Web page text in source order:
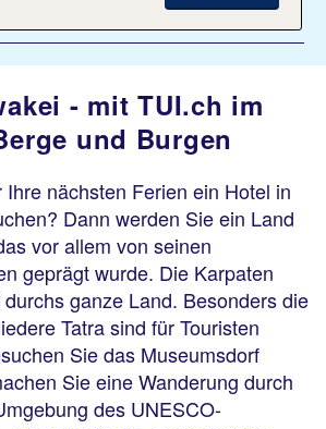
- mit TUI.ch im
und Burgen
nächsten Ferien ein Hotel in
Dann werden Sie ein Land
vor allem von seinen
geprägt wurde. Die Karpaten
ganze Land. Besonders die
Tatra sind für Touristen
Sie das Museumsdorf
Sie eine Wanderung durch
des UNESCO-